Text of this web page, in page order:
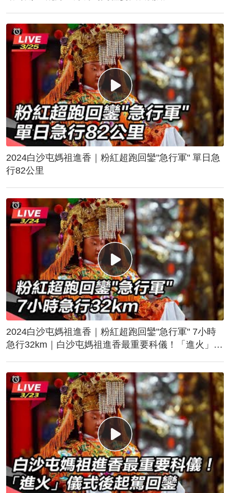
2024白沙屯媽祖進香｜粉紅超跑回鑾"急行軍" 單日急
行82公里
2024白沙屯媽祖進香｜粉紅超跑回鑾"急行軍" 7小時
急行32km｜白沙屯媽祖進香最重要科儀！「進火」儀